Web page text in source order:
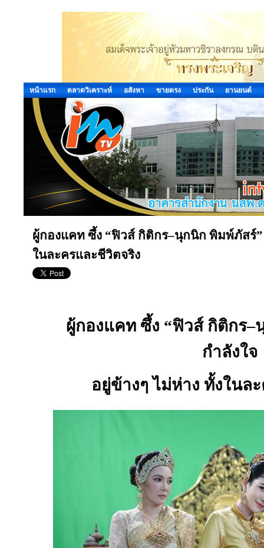
หน้าแรก ตลาดวิเคราะห์ อสังหา ขายตรง ประกัน ยานยนต์
ผู้กองแคท ซึ้ง “ฟิวส์ กิติกร–นุกนิก พิมพ์ภัสร์”
ในละครและชีวิตจริง
ผู้กองแคท ซึ้ง “ฟิวส์ กิติกร–
กำลังใจ
อยู่ข้างๆ ไม่ห่าง ทั้งในล